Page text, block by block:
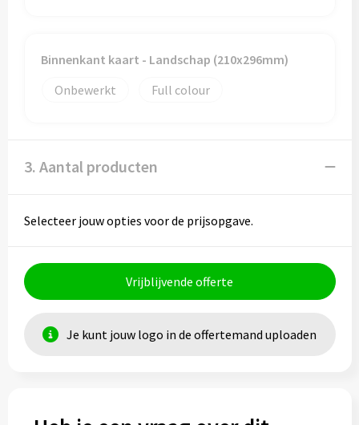
Binnenkant kaart - Landschap (210x296mm)
Onbewerkt
Full colour
3. Aantal producten
Selecteer jouw opties voor de prijsopgave.
Vrijblijvende offerte
Je kunt jouw logo in de offertemand uploaden